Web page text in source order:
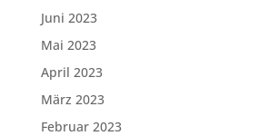
Juni 2023
Mai 2023
April 2023
März 2023
Februar 2023